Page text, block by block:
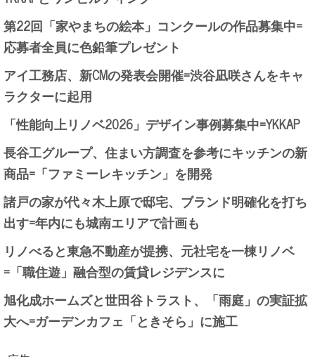
第22回「家やまちの絵本」コンクールの作品募集中=
応募者全員に色鉛筆プレゼント
アイ工務店、新CMの発表会開催=渋谷凪咲さんをキャ
ラクターに起用
「性能向上リノベ2026」デザイン事例募集中=YKKAP
長谷工グループ、住まい方調査を参考にキッチンの新
商品=「ファミーレキッチン」を開発
諸戸の家が代々木上原で邸宅、ブランド明確化を打ち
出す=年内にも城南エリアで計画も
リノべると東急不動産が提携、元社宅を一棟リノベ
=「職住遊」融合型の賃貸レジデンスに
旭化成ホームズと世田谷トラスト、「雨庭」の実証拡
大へ=ガーデンカフェ「ときそら」に施工